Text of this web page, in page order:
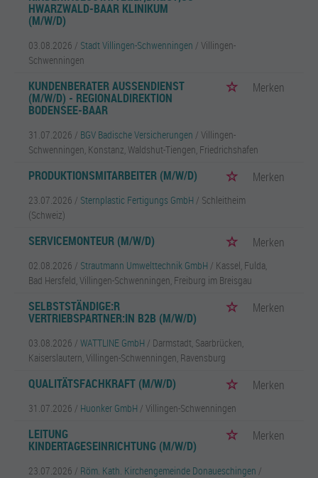
HWARZWALD-BAAR KLINIKUM
(M/W/D)
03.08.2026 / Stadt Villingen-Schwenningen / Villingen-
Schwenningen
KUNDENBERATER AUSSENDIENST (
M/W/D) - REGIONALDIREKTION B
ODENSEE-BAAR
Merken
31.07.2026 / BGV Badische Versicherungen / Villingen-
Schwenningen, Konstanz, Waldshut-Tiengen, Friedrichshafen
PRODUKTIONSMITARBEITER (M/W/D) Merken
23.07.2026 / Sternplastic Fertigungs GmbH / Schleitheim
(Schweiz)
SERVICEMONTEUR (M/W/D) Merken
02.08.2026 / Strautmann Umwelttechnik GmbH / Kassel, Fulda,
Bad Hersfeld, Villingen-Schwenningen, Freiburg im Breisgau
SELBSTSTÄNDIGE:R
VERTRIEBSPARTNER:IN B2B (M/W/D)
Merken
03.08.2026 / WATTLINE GmbH / Darmstadt, Saarbrücken,
Kaiserslautern, Villingen-Schwenningen, Ravensburg
QUALITÄTSFACHKRAFT (M/W/D) Merken
31.07.2026 / Huonker GmbH / Villingen-Schwenningen
LEITUNG
KINDERTAGESEINRICHTUNG (M/W/D)
Merken
23.07.2026 / Röm. Kath. Kirchengemeinde Donaueschingen /